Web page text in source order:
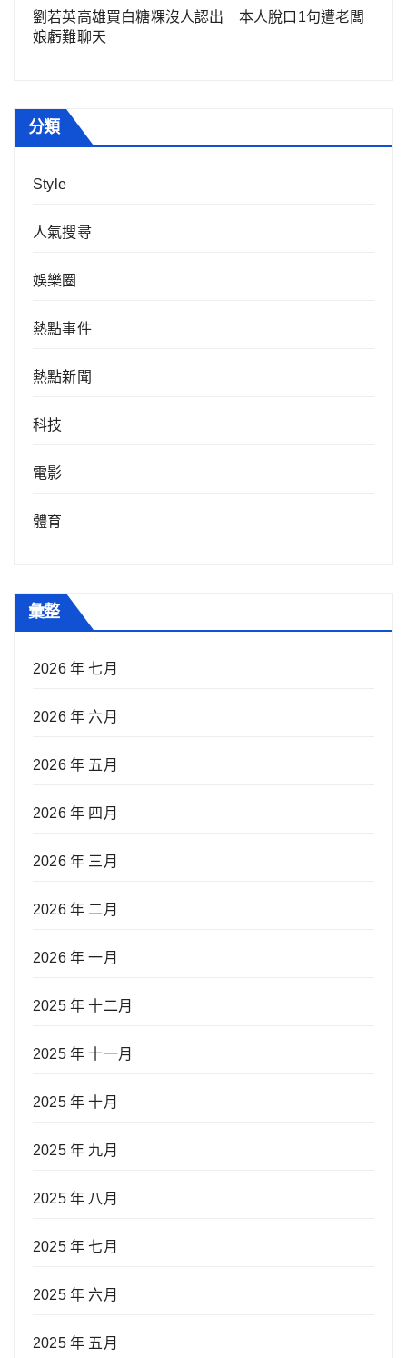
劉若英高雄買白糖粿沒人認出 本人脫口1句遭老闆
娘虧難聊天
分類
Style
人氣搜尋
娛樂圈
熱點事件
熱點新聞
科技
電影
體育
彙整
2026 年 七月
2026 年 六月
2026 年 五月
2026 年 四月
2026 年 三月
2026 年 二月
2026 年 一月
2025 年 十二月
2025 年 十一月
2025 年 十月
2025 年 九月
2025 年 八月
2025 年 七月
2025 年 六月
2025 年 五月